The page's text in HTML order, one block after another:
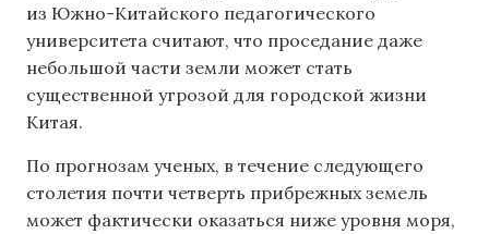
из Южно-Китайского педагогического
университета считают, что проседание даже
небольшой части земли может стать
существенной угрозой для городской жизни
Китая.
По прогнозам ученых, в течение следующего
столетия почти четверть прибрежных земель
может фактически оказаться ниже уровня моря,